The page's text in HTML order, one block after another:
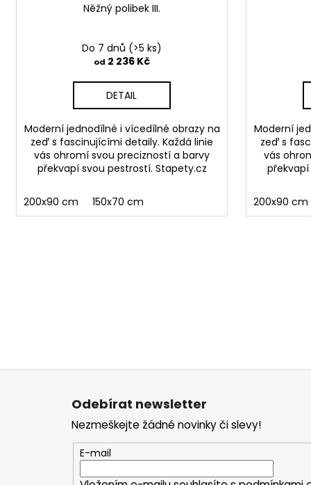
Něžný polibek III.
Do 7 dnů (>5 ks)
od 2 236 Kč
DETAIL
Moderní jednodílné i vícedílné obrazy na
zeď s fascinujícími detaily. Každá linie
vás ohromí svou precizností a barvy
překvapí svou pestrostí. Stapety.cz
200x90 cm 150x70 cm
Moderní
zeď s
vás
200x90 cm
Z
Odebírat newsletter
Nezmeškejte žádné novinky či slevy!
E-mail